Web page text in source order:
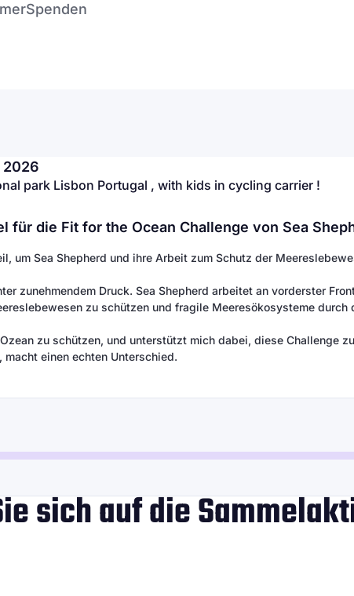
Spenden
2026
park Lisbon Portugal , with kids in cycling carrier !
für die Fit for the Ocean Challenge von Sea
um Sea Shepherd und ihre Arbeit zum Schutz der
zunehmendem Druck. Sea Shepherd arbeitet an vorderster
zu schützen und fragile Meeresökosysteme durch
zu schützen, und unterstützt mich dabei, diese Challenge
einen echten Unterschied.
sich auf die